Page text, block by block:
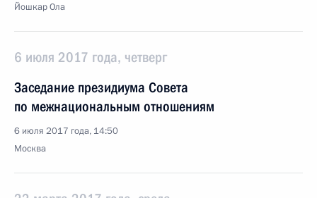
Йошкар Ола
6 июля 2017 года, четверг
Заседание президиума Совета
по межнациональным отношениям
6 июля 2017 года, 14:50
Москва